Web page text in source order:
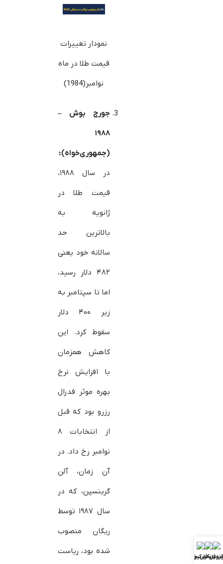
نمودار تغییرات
قیمت طلا در ماه
نوامبر(1984)
جورج بوش –
۱۹۸۸
(جمهوری‌خواه):
در سال ۱۹۸۸،
قیمت طلا در
ژانویه به
بالاترین حد
سالانه خود یعنی
۴۸۲ دلار رسید،
اما تا سپتامبر به
زیر ۴۰۰ دلار
سقوط کرد. این
کاهش همزمان
با افزایش نرخ
بهره موثر فدرال
رزرو بود که قبل
از انتخابات ۸
نوامبر رخ داد. در
آن زمان، آلن
گرینسپن، که در
سال ۱۹۸۷ توسط
ریگان منصوب
شده بود، ریاست
فارکس
فارکس
بررسی بروکرها